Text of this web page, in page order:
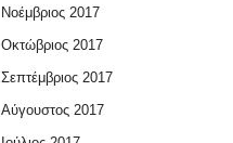
Νοέμβριος 2017
Οκτώβριος 2017
Σεπτέμβριος 2017
Αύγουστος 2017